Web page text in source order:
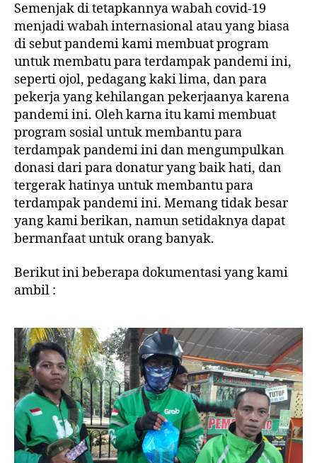
Semenjak di tetapkannya wabah covid-19
menjadi wabah internasional atau yang biasa
di sebut pandemi kami membuat program
untuk membatu para terdampak pandemi ini,
seperti ojol, pedagang kaki lima, dan para
pekerja yang kehilangan pekerjaanya karena
pandemi ini. Oleh karna itu kami membuat
program sosial untuk membantu para
terdampak pandemi ini dan mengumpulkan
donasi dari para donatur yang baik hati, dan
tergerak hatinya untuk membantu para
terdampak pandemi ini. Memang tidak besar
yang kami berikan, namun setidaknya dapat
bermanfaat untuk orang banyak.
Berikut ini beberapa dokumentasi yang kami
ambil :